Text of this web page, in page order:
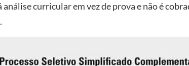
curricular em vez de prova e não é